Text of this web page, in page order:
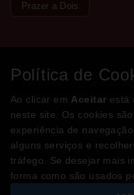
Prazer a Dois
Facebook Instagram
Política de
Ao clicar em Aceitar está
neste site. Os cookies
experiência de
alguns serviços e
tráfego. Se desejar mais
forma como são usados